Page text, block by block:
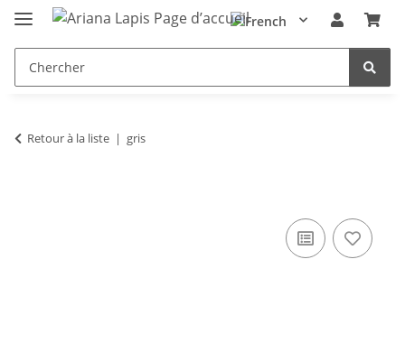
Retour à la liste gris